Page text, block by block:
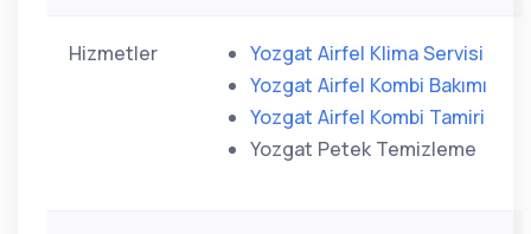
Hizmetler
Yozgat Airfel Klima Servisi
Yozgat Airfel Kombi Bakımı
Yozgat Airfel Kombi Tamiri
Yozgat Petek Temizleme